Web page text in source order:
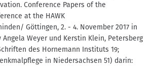
Conference Papers of the
at the HAWK
Göttingen, 2. - 4. November 2017 in
Weyer und Kerstin Klein, Petersberg
des Hornemann Instituts 19;
in Niedersachsen 51) darin: